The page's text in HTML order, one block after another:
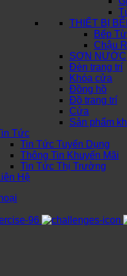
THIẾT BỊ
Bếp Từ
Chậu
SƠN NƯỚC
Đèn trang trí
Khóa cửa
Đồng hồ
Đồ trang trí
Cửa
Sản phẩm
Tức
Tin Tức Tuyển Dụng
Thông Tin Khuyến Mãi
Tin Tức Thị Trường
Hệ